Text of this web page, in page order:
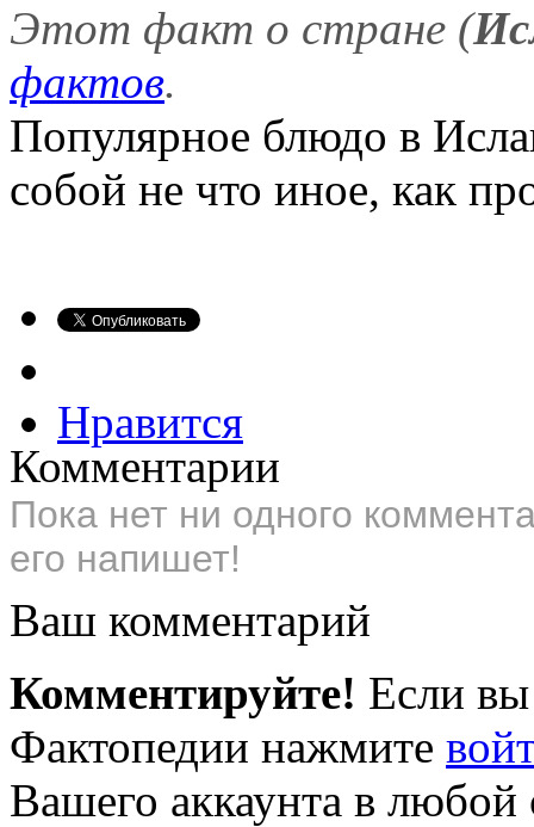
Этот факт о стране (
фактов.
Популярное блюдо в
собой не что иное, как
Нравится
Комментарии
Пока нет ни одного
его напишет!
Ваш комментарий
Комментируйте! Если вы
Фактопедии нажмите
Вашего аккаунта в любой